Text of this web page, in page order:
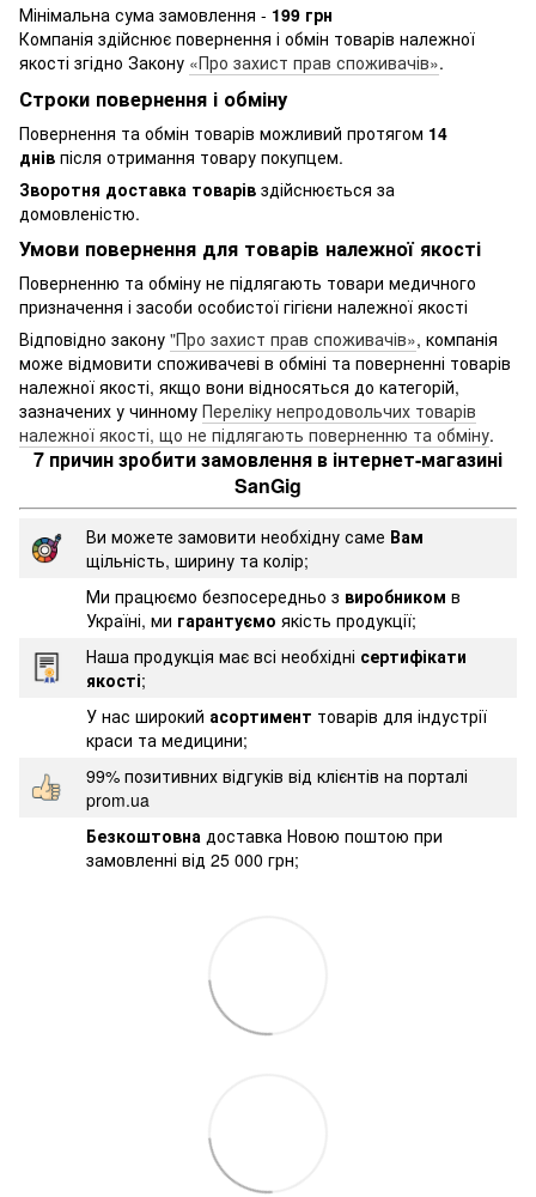
Мінімальна сума замовлення - 199 грн
Компанія здійснює повернення і обмін товарів належної
якості згідно Закону «Про захист прав споживачів».
Строки повернення і обміну
Повернення та обмін товарів можливий протягом 14
днів після отримання товару покупцем.
Зворотня доставка товарів здійснюється за
домовленістю.
Умови повернення для товарів належної якості
Поверненню та обміну не підлягають товари медичного
призначення і засоби особистої гігієни належної якості
Відповідно закону "Про захист прав споживачів», компанія
може відмовити споживачеві в обміні та поверненні товарів
належної якості, якщо вони відносяться до категорій,
зазначених у чинному Переліку непродовольчих товарів
належної якості, що не підлягають поверненню та обміну.
7 причин зробити замовлення в інтернет-магазині
SanGig
Ви можете замовити необхідну саме Вам
щільність, ширину та колір;
Ми працюємо безпосередньо з виробником в
Україні, ми гарантуємо якість продукції;
Наша продукція має всі необхідні сертифікати
якості;
У нас широкий асортимент товарів для індустрії
краси та медицини;
99% позитивних відгуків від клієнтів на порталі
prom.ua
Безкоштовна доставка Новою поштою при
замовленні від 25 000 грн;